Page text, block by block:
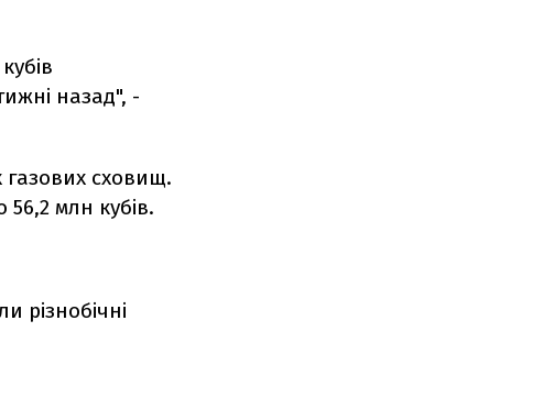
назад", -
газових сховищ.
млн кубів.
різнобічні